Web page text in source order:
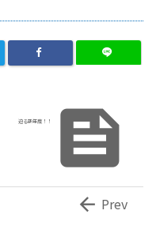

迫る新年度！！
 Prev